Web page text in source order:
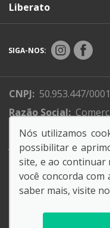
Liberato
SIGA-NOS:
CNPJ: 50.953.447/
Razão Social:
Endereço Matriz: R.
Jundiaí -SP
Nós utilizamos
possibilitar e
site, e ao continuar
você concorda com
saber mais, visite